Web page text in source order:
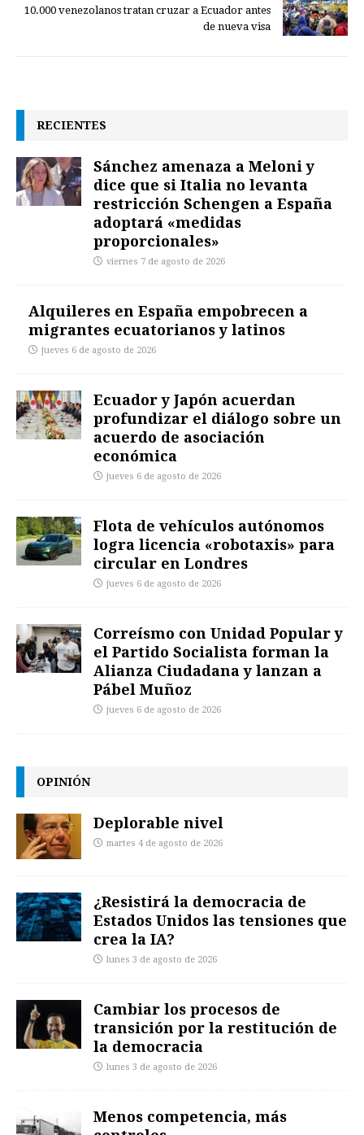
10.000 venezolanos tratan cruzar a Ecuador antes
de nueva visa
RECIENTES
Sánchez amenaza a Meloni y
dice que si Italia no levanta
restricción Schengen a España
adoptará «medidas
proporcionales»
viernes 7 de agosto de 2026
Alquileres en España empobrecen a
migrantes ecuatorianos y latinos
jueves 6 de agosto de 2026
Ecuador y Japón acuerdan
profundizar el diálogo sobre un
acuerdo de asociación
económica
jueves 6 de agosto de 2026
Flota de vehículos autónomos
logra licencia «robotaxis» para
circular en Londres
jueves 6 de agosto de 2026
Correísmo con Unidad Popular y
el Partido Socialista forman la
Alianza Ciudadana y lanzan a
Pábel Muñoz
jueves 6 de agosto de 2026
OPINIÓN
Deplorable nivel
martes 4 de agosto de 2026
¿Resistirá la democracia de
Estados Unidos las tensiones que
crea la IA?
lunes 3 de agosto de 2026
Cambiar los procesos de
transición por la restitución de
la democracia
lunes 3 de agosto de 2026
Menos competencia, más